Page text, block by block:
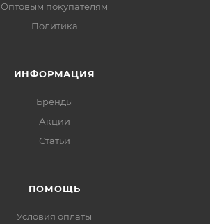
Оптовым покупателям
Политика
ИНФОРМАЦИЯ
Бренды
Акции
Статьи
ПОМОЩЬ
Условия оплаты